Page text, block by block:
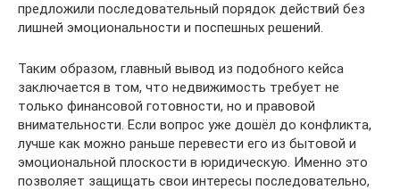
предложили последовательный порядок действий без
лишней эмоциональности и поспешных решений.
Таким образом, главный вывод из подобного кейса
заключается в том, что недвижимость требует не
только финансовой готовности, но и правовой
внимательности. Если вопрос уже дошёл до конфликта,
лучше как можно раньше перевести его из бытовой и
эмоциональной плоскости в юридическую. Именно это
позволяет защищать свои интересы последовательно,